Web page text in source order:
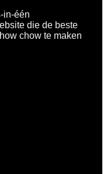
in-één
die de beste
chow te maken